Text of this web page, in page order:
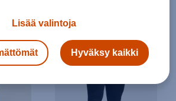
Lisää valintoja
Hyväksy kaikki